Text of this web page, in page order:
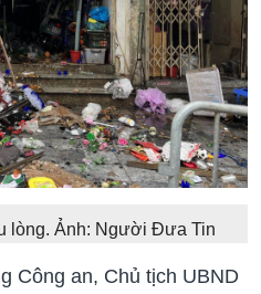
lòng. Ảnh: Người Đưa Tin
Công an, Chủ tịch UBND